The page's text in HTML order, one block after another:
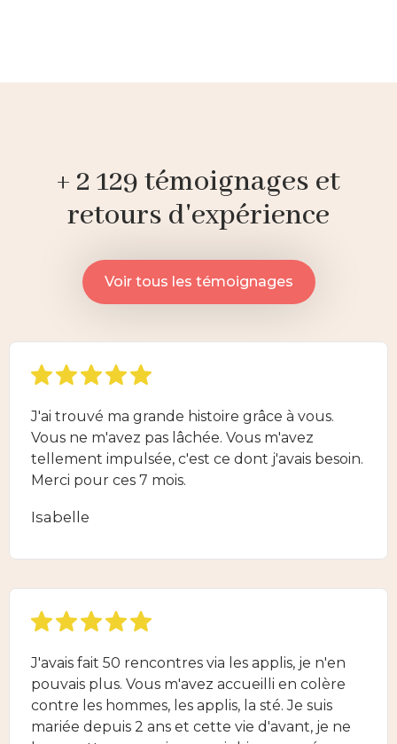
+ 2 129 témoignages et
retours d'expérience
Voir tous les témoignages
J'ai trouvé ma grande histoire grâce à vous.
Vous ne m'avez pas lâchée. Vous m'avez
tellement impulsée, c'est ce dont j'avais besoin.
Merci pour ces 7 mois.
Isabelle
J'avais fait 50 rencontres via les applis, je n'en
pouvais plus. Vous m'avez accueilli en colère
contre les hommes, les applis, la sté. Je suis
mariée depuis 2 ans et cette vie d'avant, je ne